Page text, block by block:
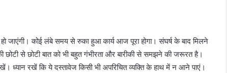
जाएंगी। कोई लंबे समय से रुका हुआ कार्य आज पूरा होगा। संघर्ष के बाद मिलने
छोटी से छोटी बात को भी बहुत गंभीरता और बारीकी से समझने की जरूरत है।
ध्यान रखें कि ये दस्तावेज किसी भी अपरिचित व्यक्ति के हाथ में न आने पाएं।